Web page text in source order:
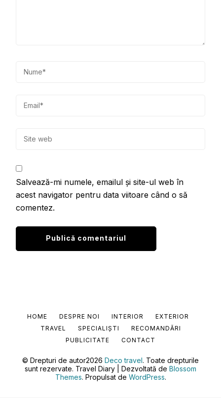
Salvează-mi numele, emailul și site-ul web în
acest navigator pentru data viitoare când o să
comentez.
© Drepturi de autor2026 Deco travel. Toate drepturile
sunt rezervate. Travel Diary | Dezvoltată de Blossom
Themes. Propulsat de WordPress.
HOME DESPRE NOI INTERIOR
EXTERIOR
TRAVEL
SPECIALIȘTI
RECOMANDĂRI
PUBLICITATE
CONTACT